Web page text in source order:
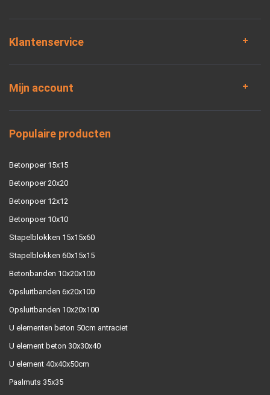
Klantenservice
Mijn account
Populaire producten
Betonpoer 15x15
Betonpoer 20x20
Betonpoer 12x12
Betonpoer 10x10
Stapelblokken 15x15x60
Stapelblokken 60x15x15
Betonbanden 10x20x100
Opsluitbanden 6x20x100
Opsluitbanden 10x20x100
U elementen beton 50cm antraciet
U element beton 30x30x40
U element 40x40x50cm
Paalmuts 35x35